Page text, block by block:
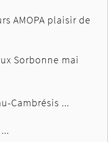
AMOPA plaisir de
Sorbonne mai
Cambrésis ...